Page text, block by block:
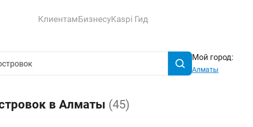
КлиентамБизнесуKaspi Гид
Мой город:
Алматы
в Алматы (45)